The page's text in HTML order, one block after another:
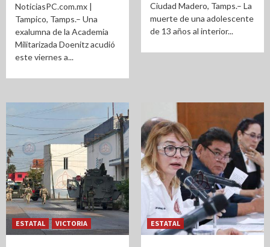
NoticiasPC.com.mx |
Tampico, Tamps.– Una
exalumna de la Academia
Militarizada Doenitz acudió
este viernes a...
Ciudad Madero, Tamps.– La
muerte de una adolescente
de 13 años al interior...
ESTATAL VICTORIA ESTATAL